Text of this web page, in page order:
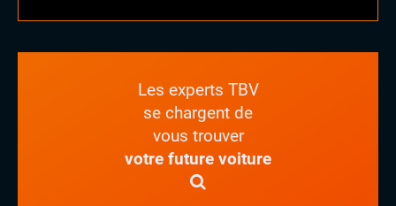
Les experts TBV
se chargent de
vous trouver
votre future voiture